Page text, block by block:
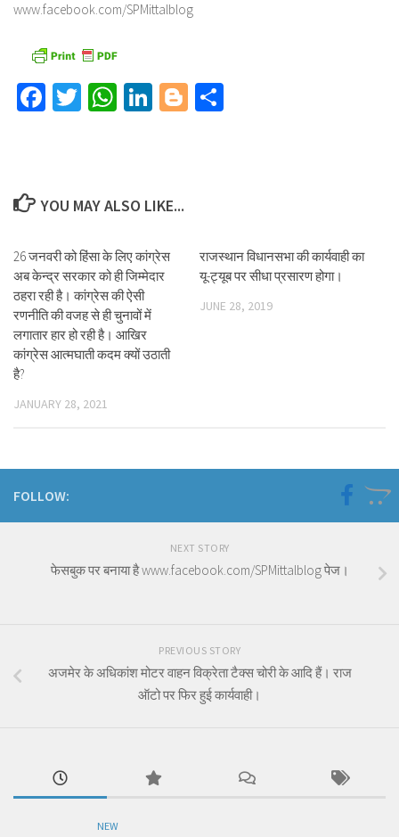
www.facebook.com/SPMittalblog
Facebook
TwitterWhatsApp
LinkedIn
Blogger
YOU MAY ALSO LIKE...
26 जनवरी को हिंसा के लिए कांग्रेस
अब केन्द्र सरकार को ही जिम्मेदार
ठहरा रही है। कांग्रेस की ऐसी
रणनीति की वजह से ही चुनावों में
लगातार हार हो रही है। आखिर
कांग्रेस आत्मघाती कदम क्यों उठाती
है?
JANUARY 28, 2021
राजस्थान विधानसभा की कार्यवाही का
यू-ट्यूब पर सीधा प्रसारण होगा।
JUNE 28, 2019
FOLLOW:
NEXT STORY
फेसबुक पर बनाया है www.facebook.com/SPMittalblog पेज।
PREVIOUS STORY
अजमेर के अधिकांश मोटर वाहन विक्रेता टैक्स चोरी के आदि हैं। राज
ऑटो पर फिर हुई कार्यवाही।
NEW